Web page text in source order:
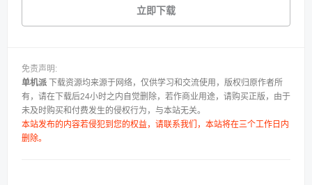
立即下载
免责声明:
单机派 下载资源均来源于网络，仅供学习和交流使用，版权归原作者所
有，请在下载后24小时之内自觉删除，若作商业用途，请购买正版，由于
未及时购买和付费发生的侵权行为，与本站无关。
本站发布的内容若侵犯到您的权益，请联系我们，本站将在三个工作日内
删除。